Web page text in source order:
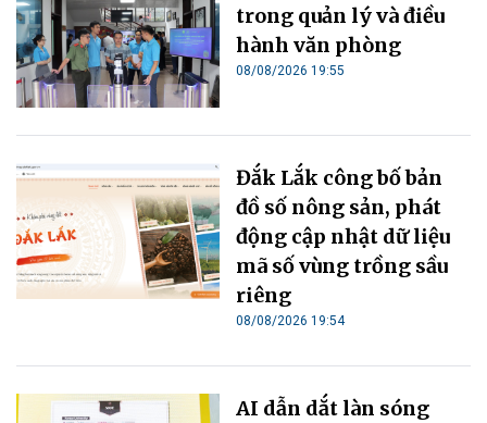
trong quản lý và điều
hành văn phòng
08/08/2026 19:55
Đắk Lắk công bố bản
đồ số nông sản, phát
động cập nhật dữ liệu
mã số vùng trồng sầu
riêng
08/08/2026 19:54
AI dẫn dắt làn sóng